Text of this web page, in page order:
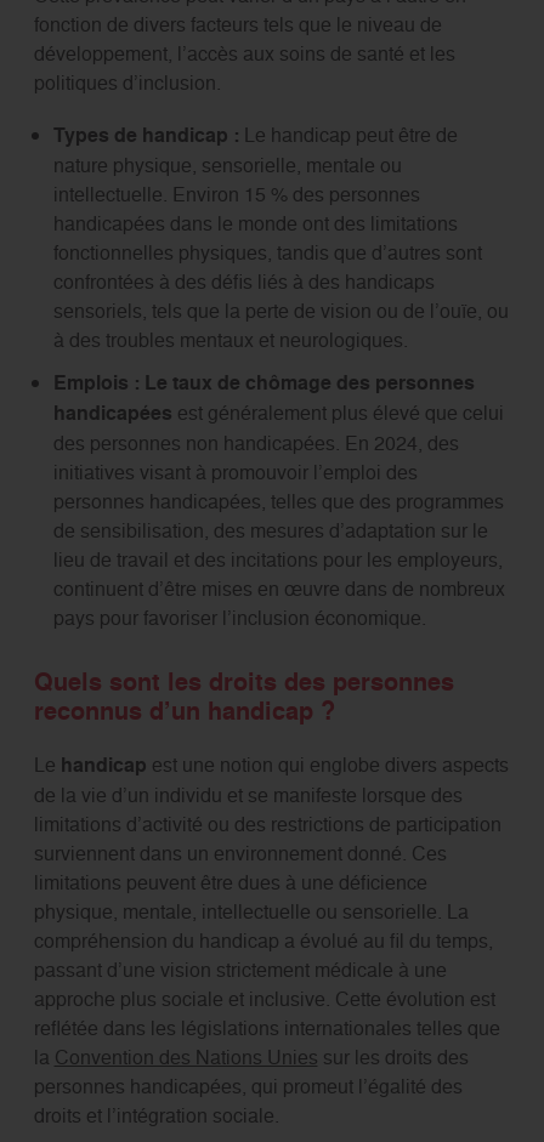
fonction de divers facteurs tels que le niveau de
développement, l’accès aux soins de santé et les
politiques d’inclusion.
Types de handicap : Le handicap peut être de
nature physique, sensorielle, mentale ou
intellectuelle. Environ 15 % des personnes
handicapées dans le monde ont des limitations
fonctionnelles physiques, tandis que d’autres sont
confrontées à des défis liés à des handicaps
sensoriels, tels que la perte de vision ou de l’ouïe, ou
à des troubles mentaux et neurologiques.
Emplois : Le taux de chômage des personnes
handicapées est généralement plus élevé que celui
des personnes non handicapées. En 2024, des
initiatives visant à promouvoir l’emploi des
personnes handicapées, telles que des programmes
de sensibilisation, des mesures d’adaptation sur le
lieu de travail et des incitations pour les employeurs,
continuent d’être mises en œuvre dans de nombreux
pays pour favoriser l’inclusion économique.
Quels sont les droits des personnes
reconnus d’un handicap ?
Le handicap est une notion qui englobe divers aspects
de la vie d’un individu et se manifeste lorsque des
limitations d’activité ou des restrictions de participation
surviennent dans un environnement donné. Ces
limitations peuvent être dues à une déficience
physique, mentale, intellectuelle ou sensorielle. La
compréhension du handicap a évolué au fil du temps,
passant d’une vision strictement médicale à une
approche plus sociale et inclusive. Cette évolution est
reflétée dans les législations internationales telles que
la Convention des Nations Unies sur les droits des
personnes handicapées, qui promeut l’égalité des
droits et l’intégration sociale.